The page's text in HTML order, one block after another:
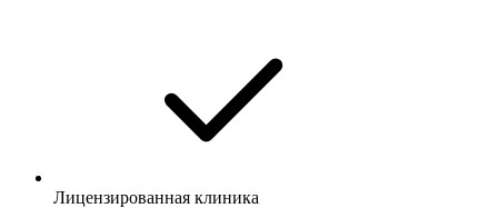
Лицензированная клиника